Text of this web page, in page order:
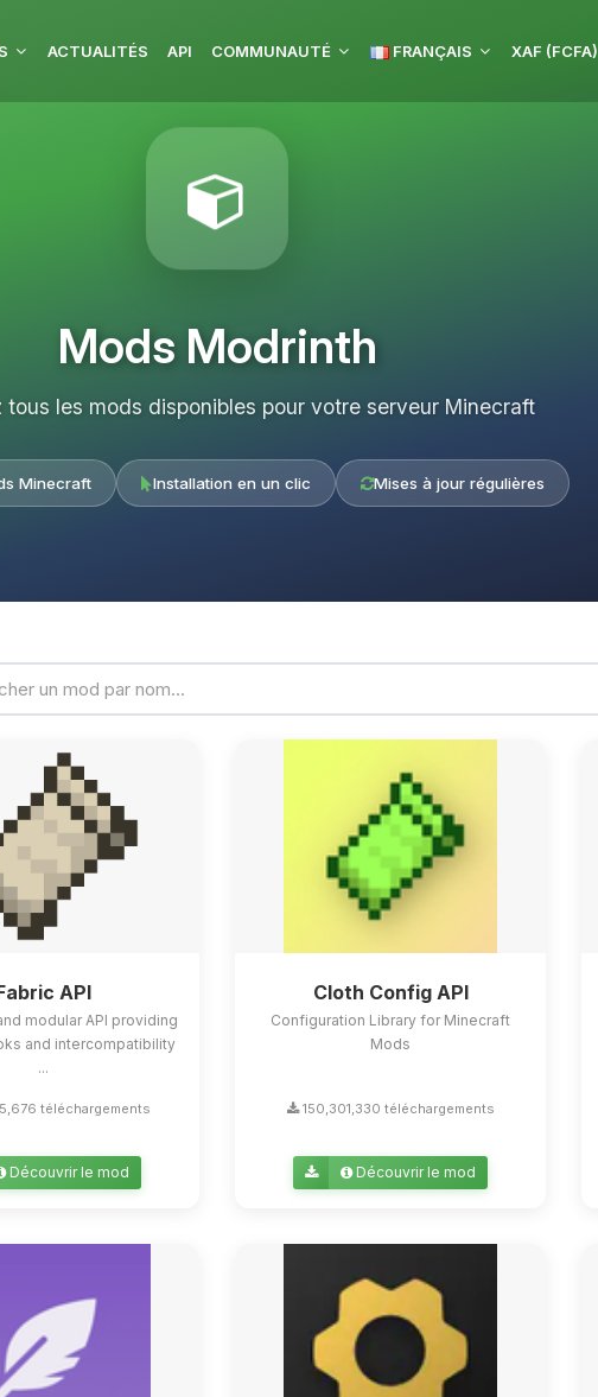
ACTUALITÉS API COMMUNAUTÉ FRANÇAIS XAF (FCFA)
Mods Modrinth
tous les mods disponibles pour votre serveur Minecraft
Minecraft Installation en un clic Mises à jour régulières
API
modular API providing
and intercompatibility
...
téléchargements
Découvrir le mod
Cloth Config API
Configuration Library for Minecraft
Mods
150,301,330 téléchargements
Découvrir le mod